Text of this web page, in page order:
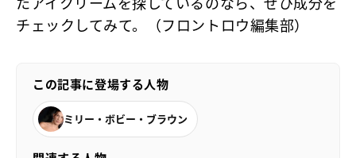
たアイクリームを探しているのなら、ぜひ成分を
チェックしてみて。（フロントロウ編集部）
この記事に登場する人物
ミリー・ボビー・ブラウン